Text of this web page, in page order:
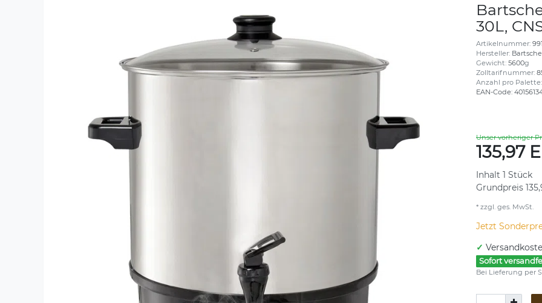
30L,
Artikelnummer:
Hersteller:
Gewicht: 5600g
Zolltarifnummer:
Anzahl pro Palette:
EAN-Code:
Unser vorheriger
135,97
Inhalt 1 Stück
Grundpreis
* zzgl. ges. MwSt.
Jetzt
✓
Sofort
Bei Lieferung per